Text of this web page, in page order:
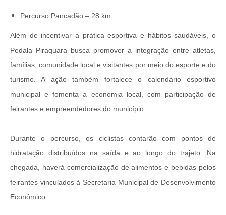
Percurso Pancadão – 28 km.
Além de incentivar a prática esportiva e hábitos saudáveis, o
Pedala Piraquara busca promover a integração entre atletas,
famílias, comunidade local e visitantes por meio do esporte e do
turismo. A ação também fortalece o calendário esportivo
municipal e fomenta a economia local, com participação de
feirantes e empreendedores do município.
Durante o percurso, os ciclistas contarão com pontos de
hidratação distribuídos na saída e ao longo do trajeto. Na
chegada, haverá comercialização de alimentos e bebidas pelos
feirantes vinculados à Secretaria Municipal de Desenvolvimento
Econômico.